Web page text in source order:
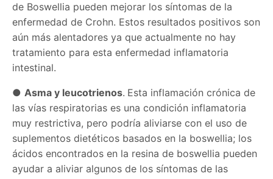
de Boswellia pueden mejorar los síntomas de la
enfermedad de Crohn. Estos resultados positivos son
aún más alentadores ya que actualmente no hay
tratamiento para esta enfermedad inflamatoria
intestinal.
●Asma y leucotrienos. Esta inflamación crónica de
las vías respiratorias es una condición inflamatoria
muy restrictiva, pero podría aliviarse con el uso de
suplementos dietéticos basados en la boswellia; los
ácidos encontrados en la resina de boswellia pueden
ayudar a aliviar algunos de los síntomas de las